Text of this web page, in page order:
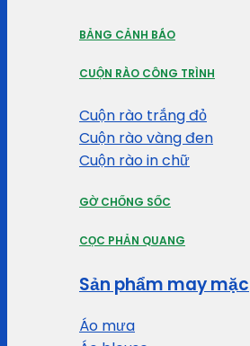
BẢNG CẢNH BÁO
CUỘN RÀO CÔNG TRÌNH
Cuộn rào trắng đỏ
Cuộn rào vàng đen
Cuộn rào in chữ
GỜ CHỐNG SỐC
CỌC PHẢN QUANG
Sản phẩm may mặc
Áo mưa